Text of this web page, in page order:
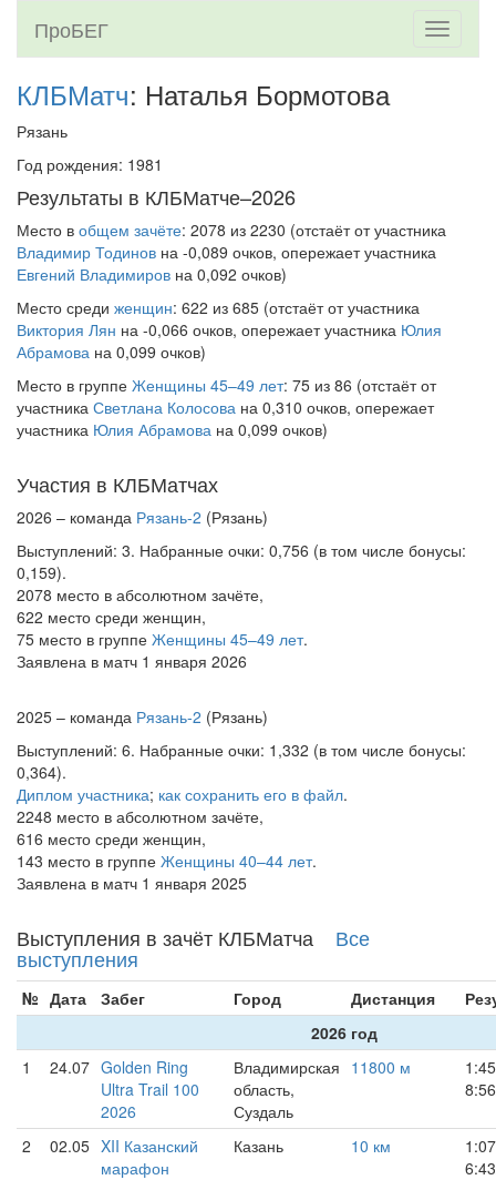
Toggle
ПроБЕГ
КЛБМатч: Наталья Бормотова
Рязань
Год рождения: 1981
Результаты в КЛБМатче–2026
Место в общем зачёте: 2078 из 2230 (отстаёт от участника
Владимир Тодинов на -0,089 очков, опережает участника
Евгений Владимиров на 0,092 очков)
Место среди женщин: 622 из 685 (отстаёт от участника
Виктория Лян на -0,066 очков, опережает участника Юлия
Абрамова на 0,099 очков)
Место в группе Женщины 45–49 лет: 75 из 86 (отстаёт от
участника Светлана Колосова на 0,310 очков, опережает
участника Юлия Абрамова на 0,099 очков)
Участия в КЛБМатчах
2026 – команда Рязань-2 (Рязань)
Выступлений: 3. Набранные очки: 0,756 (в том числе бонусы:
0,159).
2078 место в абсолютном зачёте,
622 место среди женщин,
75 место в группе Женщины 45–49 лет.
Заявлена в матч 1 января 2026
2025 – команда Рязань-2 (Рязань)
Выступлений: 6. Набранные очки: 1,332 (в том числе бонусы:
0,364).
Диплом участника; как сохранить его в файл.
2248 место в абсолютном зачёте,
616 место среди женщин,
143 место в группе Женщины 40–44 лет.
Заявлена в матч 1 января 2025
Выступления в зачёт КЛБМатча Все
выступления
№ Дата Забег Город Дистанция
2026 год
1
24.07 Golden Ring
Ultra Trail 100
2026
Владимирская
область,
Суздаль
11800 м
2 02.05 XII Казанский
марафон
Казань 10 км